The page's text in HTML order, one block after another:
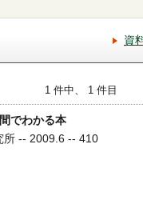
資
1 件中、 1 件目
でわかる本
所 -- 2009.6 -- 410